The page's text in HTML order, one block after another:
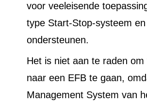
voor veeleisende
type Start-Stop-systeem
ondersteunen.
Het is niet aan te raden om
naar een EFB te gaan,
Management System van